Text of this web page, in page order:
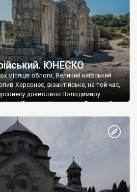
ЮНЕСКО
місяців облоги, Великий київський
Херсонес, візантійське, на той час,
дозволило Володимиру
імператору Василю ІІ, та
язичник, став Василем-християнином.
Русі. На честь Херсонесу Таврійського